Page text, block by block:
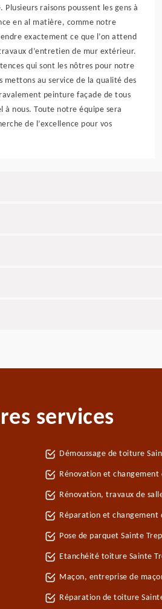
Plusieurs raisons poussent les gens à
en al matière, comme notre
exactement ce que l’on attend
d’entretien de mur extérieur.
qui sont les nôtres pour notre
mettons au service de la qualité des
peinture façade de tous
à nous. Toute notre équipe sera
de l’excellence pour vos
services
Démoussage de toiture
Rénovation et
Rénovation, travaux de
Réparation et
Pose de parquet Sainte
Etanchéité toiture Sainte
Maçon, entreprise de
Réparation de toiture